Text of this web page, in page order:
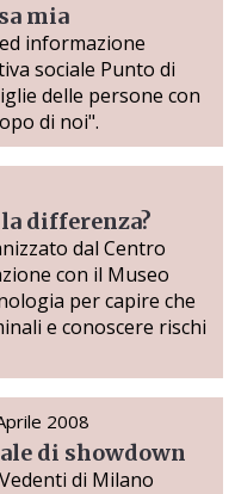
mia
informazione
sociale Punto di
delle persone con
di noi".
differenza?
dal Centro
con il Museo
per capire che
e conoscere rischi
2008
di showdown
di Milano